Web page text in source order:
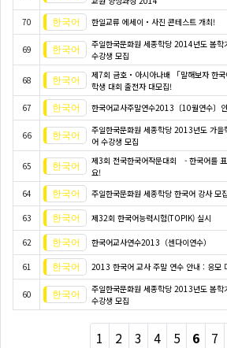
70 한일교류 에세이・사진 콘테스트 개최!
69
주일한국문화원 세종학당 2014년도 봄학
수강생 모집
68
제7회 금호・아시아나배 「말해보자 한
학생 대회 출전자 대모집!
67 한국어교사주말연수2013〔10월연수〕
66
주일한국문화원 세종학당 2013년도 가을
어 수강생 모집
65
제3회 전국한국어작문대회 - 한국어를
요!
64 주일한국문화원 세종학당 한국어 강사 모집
63 제32회 한국어능력시험(TOPIK) 실시
62 한국어교사연수2013（센다이연수）
61 2013 한국어 교사 주말 연수 안내 : 응모
60
주일한국문화원 세종학당 2013년도 봄학
수강생 모집
1 2 3 4 5 6 7